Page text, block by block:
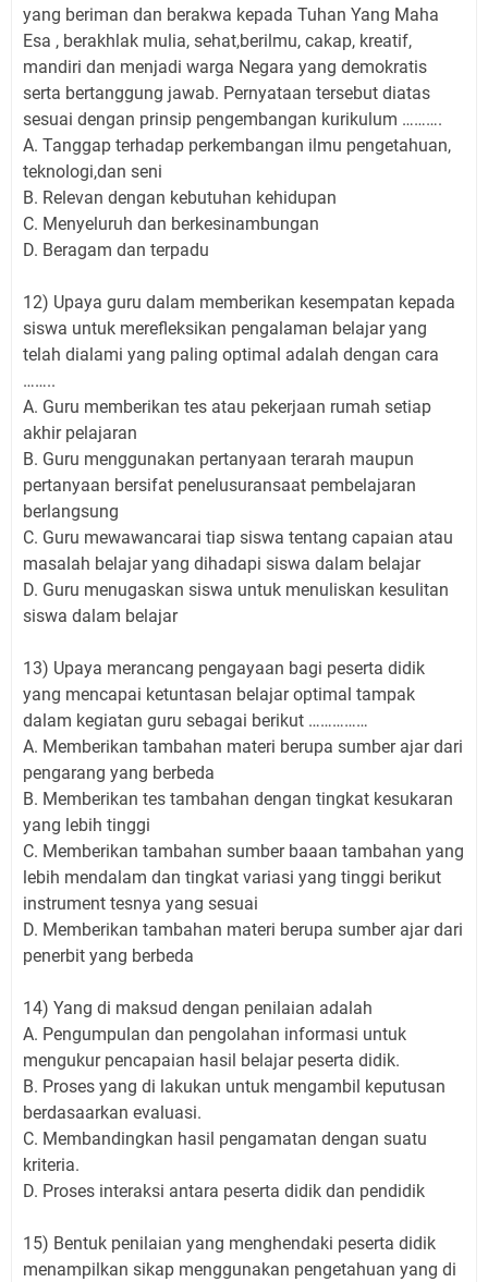
yang beriman dan berakwa kepada Tuhan Yang Maha
Esa , berakhlak mulia, sehat,berilmu, cakap, kreatif,
mandiri dan menjadi warga Negara yang demokratis
serta bertanggung jawab. Pernyataan tersebut diatas
sesuai dengan prinsip pengembangan kurikulum ……….
A. Tanggap terhadap perkembangan ilmu pengetahuan,
teknologi,dan seni
B. Relevan dengan kebutuhan kehidupan
C. Menyeluruh dan berkesinambungan
D. Beragam dan terpadu
12) Upaya guru dalam memberikan kesempatan kepada
siswa untuk merefleksikan pengalaman belajar yang
telah dialami yang paling optimal adalah dengan cara
……..
A. Guru memberikan tes atau pekerjaan rumah setiap
akhir pelajaran
B. Guru menggunakan pertanyaan terarah maupun
pertanyaan bersifat penelusuransaat pembelajaran
berlangsung
C. Guru mewawancarai tiap siswa tentang capaian atau
masalah belajar yang dihadapi siswa dalam belajar
D. Guru menugaskan siswa untuk menuliskan kesulitan
siswa dalam belajar
13) Upaya merancang pengayaan bagi peserta didik
yang mencapai ketuntasan belajar optimal tampak
dalam kegiatan guru sebagai berikut ……………
A. Memberikan tambahan materi berupa sumber ajar dari
pengarang yang berbeda
B. Memberikan tes tambahan dengan tingkat kesukaran
yang lebih tinggi
C. Memberikan tambahan sumber baaan tambahan yang
lebih mendalam dan tingkat variasi yang tinggi berikut
instrument tesnya yang sesuai
D. Memberikan tambahan materi berupa sumber ajar dari
penerbit yang berbeda
14) Yang di maksud dengan penilaian adalah
A. Pengumpulan dan pengolahan informasi untuk
mengukur pencapaian hasil belajar peserta didik.
B. Proses yang di lakukan untuk mengambil keputusan
berdasaarkan evaluasi.
C. Membandingkan hasil pengamatan dengan suatu
kriteria.
D. Proses interaksi antara peserta didik dan pendidik
15) Bentuk penilaian yang menghendaki peserta didik
menampilkan sikap menggunakan pengetahuan yang di